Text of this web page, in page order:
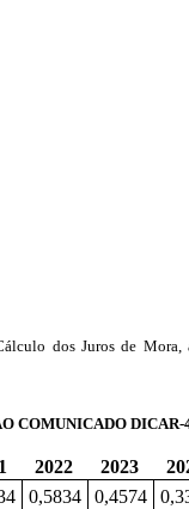
dos Juros de Mora,
COMUNICADO DICAR-
2022 2023
0,5834 0,4574